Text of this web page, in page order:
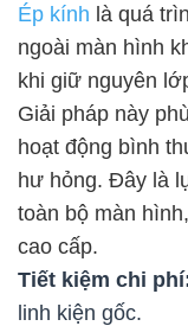
Ép kính là quá
ngoài màn hình
khi giữ nguyên
Giải pháp này
hoạt động bình
hư hỏng. Đây là
toàn bộ màn
cao cấp.
Tiết kiệm chi
linh kiện gốc.